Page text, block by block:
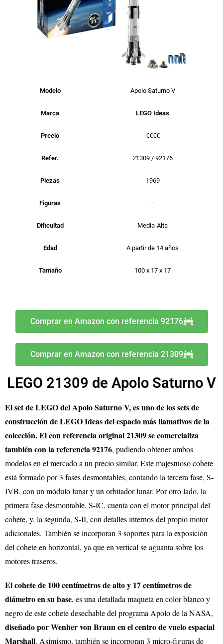
Modelo Apolo Saturno V
Marca LEGO Ideas
Precio €€€€
Refer. 21309 / 92176
Piezas 1969
Figuras –
Dificultad Media-Alta
Edad A partir de 14 años
Tamaño 100 x 17 x 17
Comprar en Amazon con referencia 92176
Comprar en Amazon con referencia 21309
LEGO 21309 de Apolo Saturno V
El set de LEGO del Apolo Saturno V, es uno de los sets de
construcción de LEGO Ideas del espacio más llamativos de la
colección. El con referencia original 21309 se comercializa
también con la referencia 92176, pudiendo obtener ambos
modelos en el mercado a un precio similar. Este majestuoso cohete
está formado por 3 fases desmontables, contando la tercera fase, S-
IVB, con un módulo lunar y un orbitador lunar. Por otro lado, la
primera fase desmontable, S-IC, cuenta con el motor principal del
cohete, y, la segunda, S-II, con detalles internos del propio motor
adicionales. También se incorporan 3 soportes para la exposición
del cohete en horizontal, ya que en vertical se aguanta sobre los
motores traseros.
El cohete de 100 centímetros de alto y 17 centímetros de
diámetro en su base, es una detallada maqueta en color blanco y
negro de este cohete desechable del programa Apolo de la NASA,
diseñado por Wenher von Braun en el centro de vuelo espacial
Marshall. Asimismo, también se incorporan 3 micro-figuras de